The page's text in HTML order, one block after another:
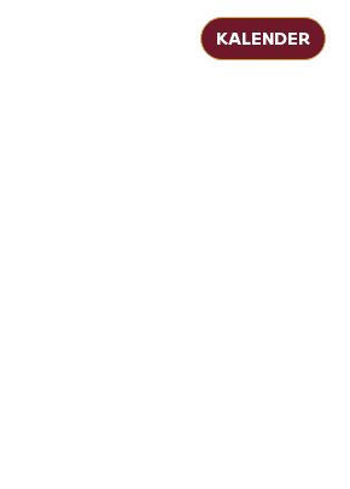
KALENDER